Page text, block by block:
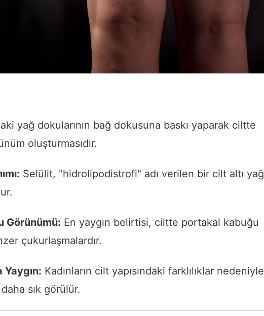
yağ dokularının bağ dokusuna baskı yaparak ciltte
oluşturmasıdır.
Selülit, "hidrolipodistrofi" adı verilen bir cilt altı yağ
Görünümü: En yaygın belirtisi, ciltte portakal kabuğu
çukurlaşmalardır.
Yaygın: Kadınların cilt yapısındaki farklılıklar nedeniyle
sık görülür.